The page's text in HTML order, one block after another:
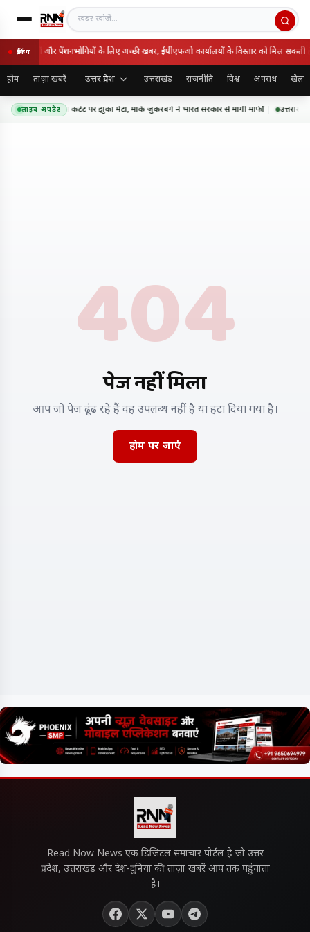
खबर खोजें
ब्रेकिंग
कर्मचारियों और पेंशनभोगियों के लिए अच्छी खबर, ईपीएफओ कार्यालयों के विस्तार को मिल सकती
होम ताज़ा खबरें उत्तर प्रदेश उत्तराखंड राजनीति विश्व अपराध खेल
लाइव अपडेट
और सीएसएएम कंटेंट पर झुका मेटा, मार्क जुकरबर्ग ने भारत सरकार से मांगी माफी उत्तराखंड
404
पेज नहीं मिला
आप जो पेज ढूंढ रहे हैं वह उपलब्ध नहीं है या हटा दिया गया है।
होम पर जाएं
Read Now News एक डिजिटल समाचार पोर्टल है जो उत्तर
प्रदेश, उत्तराखंड और देश-दुनिया की ताज़ा खबरें आप तक पहुंचाता
है।